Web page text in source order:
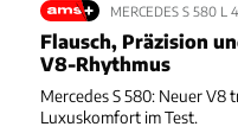
MERCEDES S 580 L
Flausch, Präzision
V8-Rhythmus
Mercedes S 580: Neuer V8
Luxuskomfort im Test.